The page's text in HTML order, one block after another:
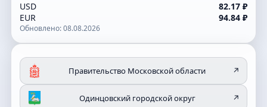
USD
82.17 ₽
EUR
94.84 ₽
Обновлено: 08.08.2026
Правительство Московской области ↗
Одинцовский городской округ ↗